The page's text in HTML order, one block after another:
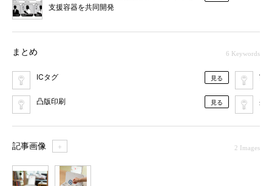
支援容器を共同開発
まとめ 6 Keywords
ICタグ 見る
凸版印刷 見る
実
共
記事画像 ＋ 2 Images